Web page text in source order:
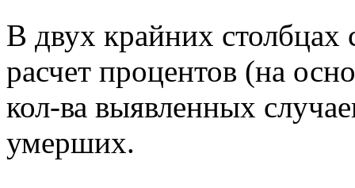
В двух крайних
расчет процентов (на
кол-ва выявленных
умерших.